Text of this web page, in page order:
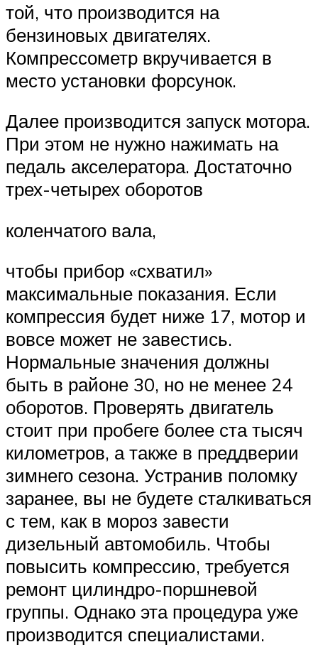
той, что производится на
бензиновых двигателях.
Компрессометр вкручивается в
место установки форсунок.
Далее производится запуск мотора.
При этом не нужно нажимать на
педаль акселератора. Достаточно
трех-четырех оборотов
коленчатого вала,
чтобы прибор «схватил»
максимальные показания. Если
компрессия будет ниже 17, мотор и
вовсе может не завестись.
Нормальные значения должны
быть в районе 30, но не менее 24
оборотов. Проверять двигатель
стоит при пробеге более ста тысяч
километров, а также в преддверии
зимнего сезона. Устранив поломку
заранее, вы не будете сталкиваться
с тем, как в мороз завести
дизельный автомобиль. Чтобы
повысить компрессию, требуется
ремонт цилиндро-поршневой
группы. Однако эта процедура уже
производится специалистами.